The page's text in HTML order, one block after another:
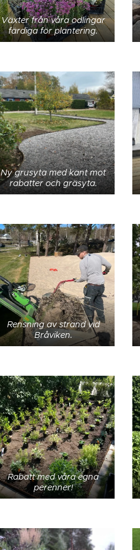
Växter från våra odlingar
färdiga för plantering.
Ny grusyta med kant mot
rabatter och gräsyta.
Rensning av strand vid
Bråviken.
Rabatt med våra egna
perenner!